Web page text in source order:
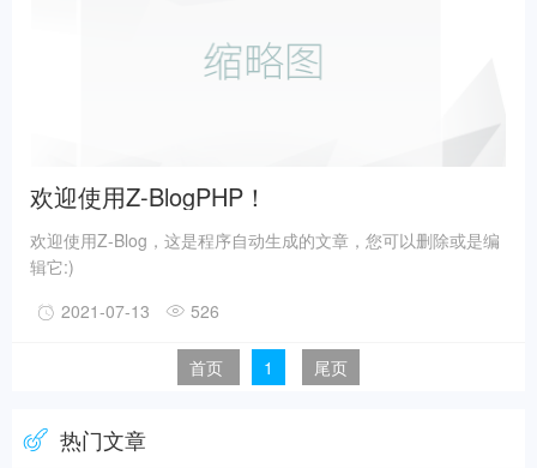
7号和8号坑正在发掘坑内填土，现已出土金面具残片、鸟型金饰
片、金箔、眼部有彩绘铜头像、巨青铜面具、青铜神树、象牙、
欢迎使用Z-BlogPHP！
欢迎使用Z-Blog，这是程序自动生成的文章，您可以删除或是编
辑它:)
使用愉快！
2021-07-13 526
首页 1 尾页
热门文章